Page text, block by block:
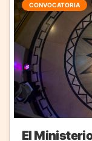
CONVOCATORIA
El